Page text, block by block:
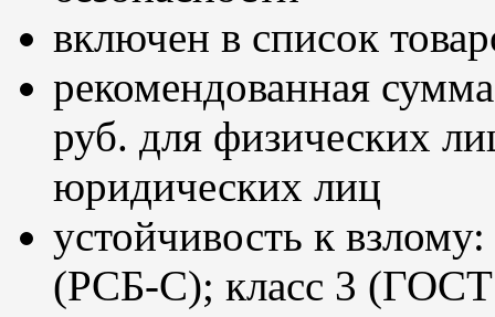
включен в список
рекомендованная
руб. для физических
юридических лиц
устойчивость к
(РСБ-С); класс 3